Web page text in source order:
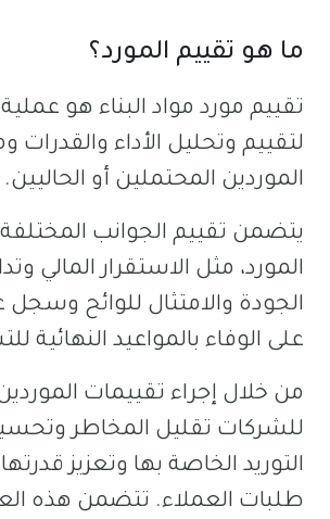
ما هو تقييم المورد؟
تقييم مورد مواد البناء هو
لتقييم وتحليل الأداء والقدرات
الموردين المحتملين أو الحاليين.
يتضمن تقييم الجوانب
المورد، مثل الاستقرار المالي
الجودة والامتثال للوائح وسجل
على الوفاء بالمواعيد النهائية
من خلال إجراء تقييمات
للشركات تقليل المخاطر
التوريد الخاصة بها وتعزيز
طلبات العملاء. تتضمن هذه